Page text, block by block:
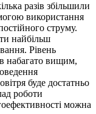
разів збільшили
використання
струму.
найбільш
Рівень
набагато вищим,
буде достатньо
роботи
можна